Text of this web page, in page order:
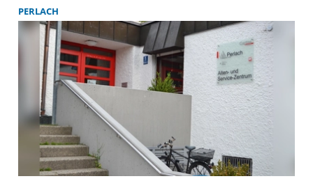
Steinberg, die sich aus christlicher Nächstenliebe
heraus in den finanziell schwächer aufgestellten
Stadtvierteln mit ihren Projekten engagieren. Nicht
nur Waren für den Secondhand-Shop gab es von
den Perlacher Kollegen, sondern auch ganz
tatkräftige Unterstützung, wie Leitung Katharina
Lang betont.
PERLACH